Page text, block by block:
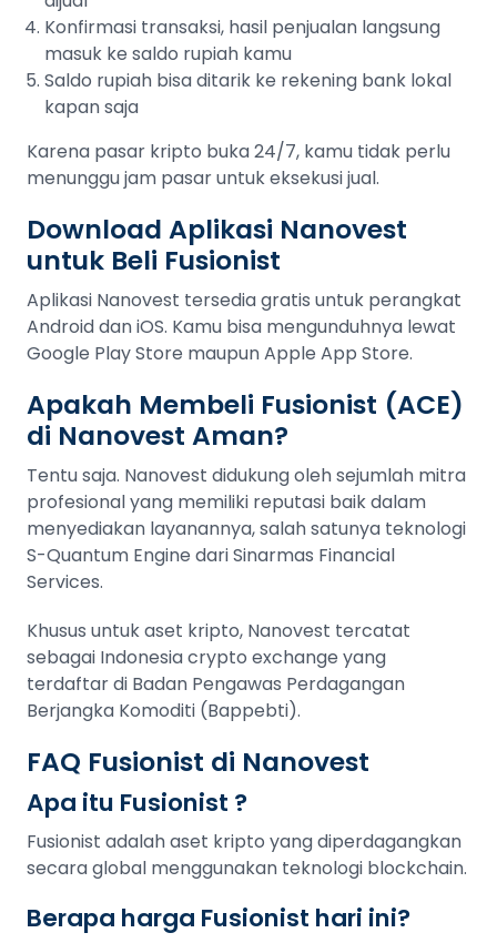
Konfirmasi transaksi, hasil penjualan langsung
masuk ke saldo rupiah kamu
Saldo rupiah bisa ditarik ke rekening bank lokal
kapan saja
Karena pasar kripto buka 24/7, kamu tidak perlu
menunggu jam pasar untuk eksekusi jual.
Download Aplikasi Nanovest
untuk Beli Fusionist
Aplikasi Nanovest tersedia gratis untuk perangkat
Android dan iOS. Kamu bisa mengunduhnya lewat
Google Play Store maupun Apple App Store.
Apakah Membeli Fusionist (ACE)
di Nanovest Aman?
Tentu saja. Nanovest didukung oleh sejumlah mitra
profesional yang memiliki reputasi baik dalam
menyediakan layanannya, salah satunya teknologi
S-Quantum Engine dari Sinarmas Financial
Services.
Khusus untuk aset kripto, Nanovest tercatat
sebagai Indonesia crypto exchange yang
terdaftar di Badan Pengawas Perdagangan
Berjangka Komoditi (Bappebti).
FAQ Fusionist di Nanovest
Apa itu Fusionist ?
Fusionist adalah aset kripto yang diperdagangkan
secara global menggunakan teknologi blockchain.
Berapa harga Fusionist hari ini?